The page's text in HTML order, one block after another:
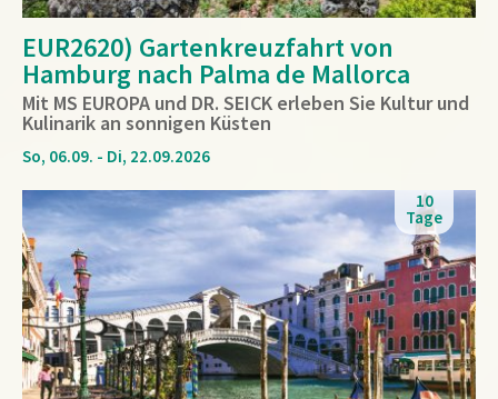
EUR2620) Gartenkreuzfahrt von
Hamburg nach Palma de Mallorca
Mit MS EUROPA und DR. SEICK erleben Sie Kultur und
Kulinarik an sonnigen Küsten
So, 06.09. - Di, 22.09.2026
10
Tage